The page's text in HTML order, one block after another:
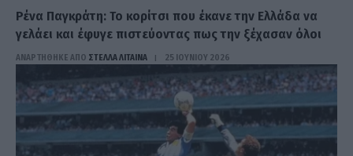
Ρένα Παγκράτη: Το κορίτσι που έκανε την Ελλάδα να
γελάει και έφυγε πιστεύοντας πως την ξέχασαν όλοι
ΑΝΑΡΤΗΘΗΚΕ ΑΠΟ ΣΤΈΛΛΑ ΛΊΤΑΙΝΑ 25 ΙΟΥΝΊΟΥ 2026